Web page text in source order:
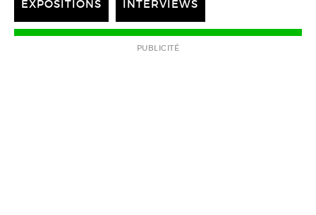
EXPOSITIONS INTERVIEWS
PUBLICITÉ